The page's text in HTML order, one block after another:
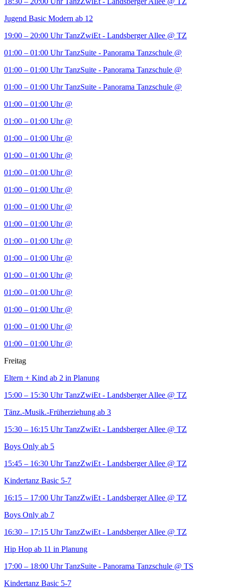
Jugend Basic Modern ab 12
19:00 – 20:00 Uhr TanzZwiEt - Landsberger Allee @ TZ
01:00 – 01:00 Uhr TanzSuite - Panorama Tanzschule @
01:00 – 01:00 Uhr TanzSuite - Panorama Tanzschule @
01:00 – 01:00 Uhr TanzSuite - Panorama Tanzschule @
01:00 – 01:00 Uhr @
01:00 – 01:00 Uhr @
01:00 – 01:00 Uhr @
01:00 – 01:00 Uhr @
01:00 – 01:00 Uhr @
01:00 – 01:00 Uhr @
01:00 – 01:00 Uhr @
01:00 – 01:00 Uhr @
01:00 – 01:00 Uhr @
01:00 – 01:00 Uhr @
01:00 – 01:00 Uhr @
01:00 – 01:00 Uhr @
01:00 – 01:00 Uhr @
01:00 – 01:00 Uhr @
01:00 – 01:00 Uhr @
Freitag
Eltern + Kind ab 2 in Planung
15:00 – 15:30 Uhr TanzZwiEt - Landsberger Allee @ TZ
Tänz.-Musik.-Früherziehung ab 3
15:30 – 16:15 Uhr TanzZwiEt - Landsberger Allee @ TZ
Boys Only ab 5
15:45 – 16:30 Uhr TanzZwiEt - Landsberger Allee @ TZ
Kindertanz Basic 5-7
16:15 – 17:00 Uhr TanzZwiEt - Landsberger Allee @ TZ
Boys Only ab 7
16:30 – 17:15 Uhr TanzZwiEt - Landsberger Allee @ TZ
Hip Hop ab 11 in Planung
17:00 – 18:00 Uhr TanzSuite - Panorama Tanzschule @ TS
Kindertanz Basic 5-7